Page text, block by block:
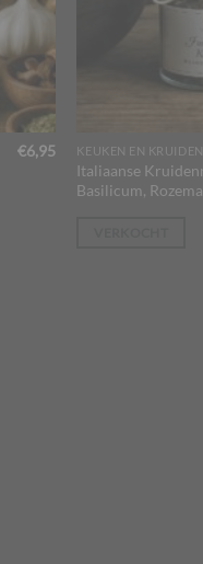
€6,95 KEUKEN EN KRUIDEN
Italiaanse
Basilicum,